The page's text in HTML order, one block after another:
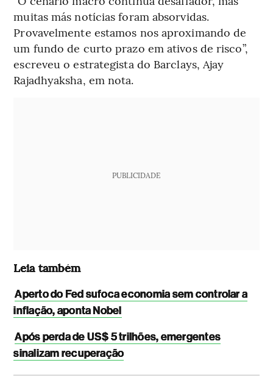
muitas más notícias foram absorvidas.
Provavelmente estamos nos aproximando de
um fundo de curto prazo em ativos de risco”,
escreveu o estrategista do Barclays, Ajay
Rajadhyaksha, em nota.
PUBLICIDADE
Leia também
Aperto do Fed sufoca economia sem controlar a
inflação, aponta Nobel
Após perda de US$ 5 trilhões, emergentes
sinalizam recuperação